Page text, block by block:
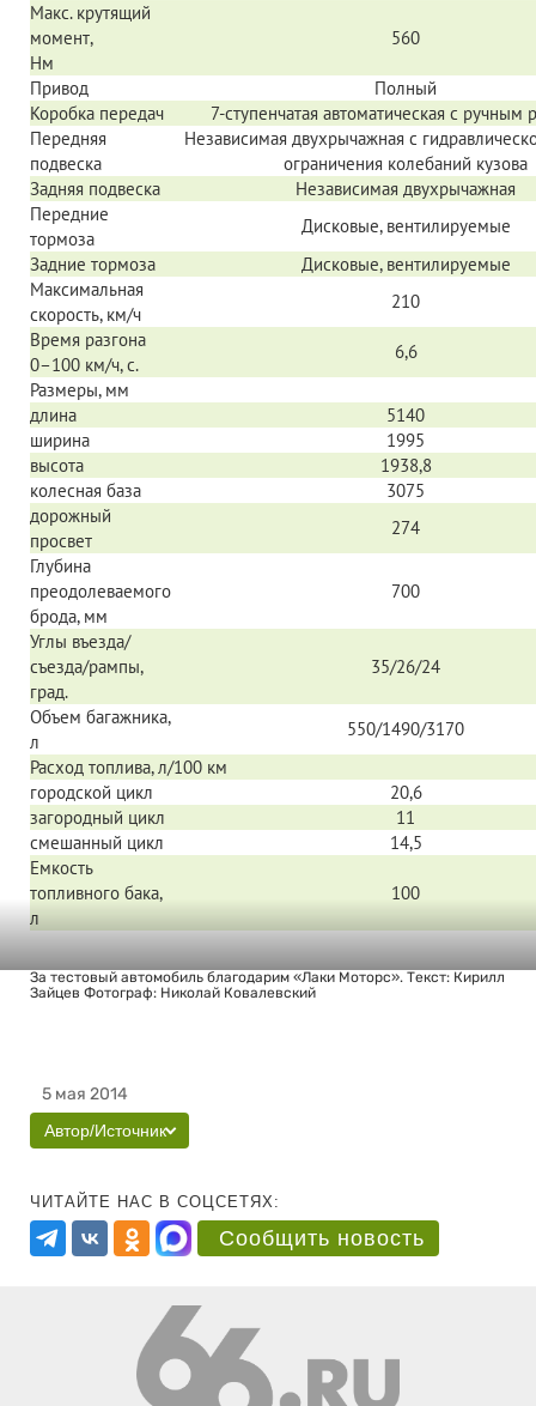
Макс. крутящий
момент,
Нм
560
Привод
Полный
Коробка передач
7-ступенчатая автоматическая с ручным
Передняя
подвеска
Независимая двухрычажная с
ограничения колебаний кузова
Задняя подвеска
Независимая двухрычажная
Передние
тормоза
Дисковые, вентилируемые
Задние тормоза
Дисковые, вентилируемые
Максимальная
скорость, км/ч
210
Время разгона
0–100 км/ч,с.
6,6
Размеры, мм
длина
5140
ширина
1995
высота
1938,8
колесная база
3075
дорожный
просвет
274
Глубина
преодолеваемого
брода, мм
700
Углы въезда/
съезда/рампы,
град.
35/26/24
Объем багажника,
л
550/1490/3170
Расход топлива, л/100 км
городской цикл
20,6
загородный цикл
11
смешанный цикл
14,5
Емкость
топливного бака,
л
100
За тестовый автомобиль благодарим «Лаки Моторс». Текст: Кирилл
Зайцев Фотограф: Николай Ковалевский
5 мая 2014
Автор/Источник
ЧИТАЙТЕ НАС В СОЦСЕТЯХ:
Сообщить новость